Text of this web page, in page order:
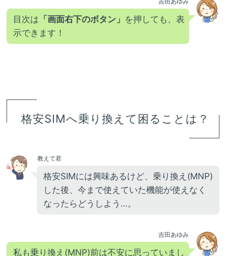
目次は 「画面右下のボタン」 を押しても、表
示できます！
格安SIMへ乗り換えて困ることは？
教えて君
格安SIMには興味あるけど、乗り換え(MNP)
した後、今まで使えていた機能が使えなく
なったらどうしよう…。
吉田あゆみ
私も乗り換え(MNP)前は不安に思っていまし